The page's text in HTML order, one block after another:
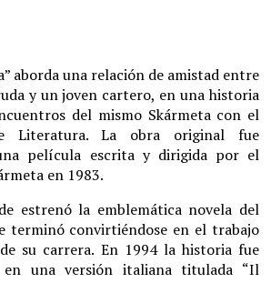
aborda una relación de amistad entre
y un joven cartero, en una historia
del mismo Skármeta con el
Literatura. La obra original fue
película escrita y dirigida por el
en 1983.
estrenó la emblemática novela del
terminó convirtiéndose en el trabajo
su carrera. En 1994 la historia fue
una versión italiana titulada “Il